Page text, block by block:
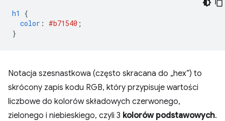
h1
{
color : #b71540 ;
}
Notacja szesnastkowa (często skracana do „hex”) to
skrócony zapis kodu RGB, który przypisuje wartości
liczbowe do kolorów składowych czerwonego,
zielonego i niebieskiego, czyli 3 kolorów podstawowych.